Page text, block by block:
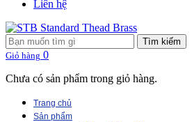
Liên hệ
Tìm kiếm
Giỏ hàng 0
Chưa có sản phẩm trong giỏ hàng.
Trang chủ
Sản phẩm